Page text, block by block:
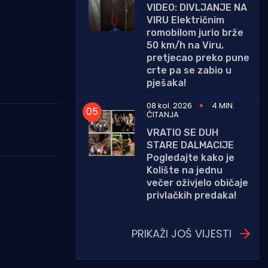
VIDEO: DIVLJANJE NA
VIRU Električnim
romobilom jurio brže
50 km/h na Viru,
pretjecao preko pune
crte pa se zabio u
pješaka!
08 kol. 2026
4 MIN.
ČITANJA
VRATIO SE DUH
STARE DALMACIJE
Pogledajte kako je
Kolište na jednu
večer oživjelo običaje
privlačkih predaka!
PRIKAŽI JOŠ VIJESTI